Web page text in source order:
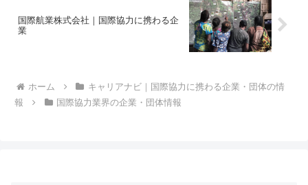
国際航業株式会社｜国際協力に携わる企
業
ホーム
キャリアナビ｜国際協力に携わる企業・団体の情
報
国際協力業界の企業・団体情報